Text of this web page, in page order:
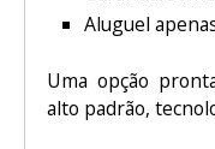
Aluguel
Uma opção
alto padrão,